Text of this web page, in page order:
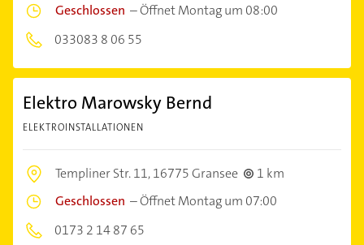
Geschlossen –Öffnet Montag um 08:00
033083 8 06 55
Elektro Marowsky Bernd
ELEKTROINSTALLATIONEN
Templiner Str. 11,16775 Gransee
1 km
Geschlossen –Öffnet Montag um 07:00
0173 2 14 87 65